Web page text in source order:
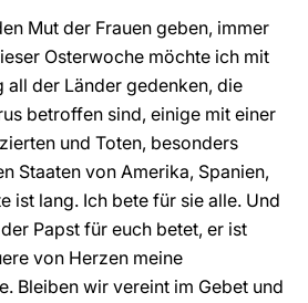
Mut der Frauen geben, immer
Osterwoche möchte ich mit
all der Länder gedenken, die
betroffen sind, einige mit einer
und Toten, besonders
Staaten von Amerika, Spanien,
ist lang. Ich bete für sie alle. Und
Papst für euch betet, er ist
von Herzen meine
Bleiben wir vereint im Gebet und